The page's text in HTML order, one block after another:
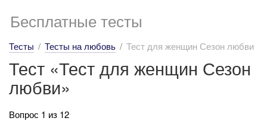
Бесплатные тесты
Тесты Тесты на любовь Тест для женщин Сезон любви
Тест «Тест для женщин Сезон
любви»
Вопрос 1 из 12